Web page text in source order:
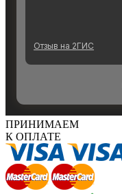
ПРИНИМАЕМ
К ОПЛАТЕ